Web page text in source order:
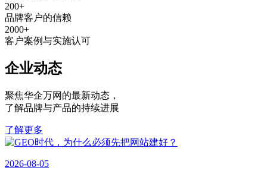
200+
品牌客户的信赖
2000+
客户案例与实施认可
企业动态
聚焦华企万网的最新动态 ，
了解品牌与产品的持续进展
了解更多
2026-08-05